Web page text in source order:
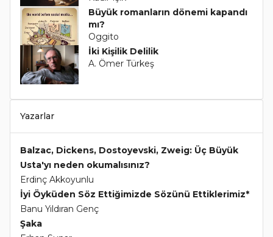
Büyük romanların dönemi kapandı
mı?
Oggito
İki Kişilik Delilik
A. Ömer Türkeş
Yazarlar
Balzac, Dickens, Dostoyevski, Zweig: Üç Büyük
Usta'yı neden okumalısınız?
Erdinç Akkoyunlu
İyi Öyküden Söz Ettiğimizde Sözünü Ettiklerimiz*
Banu Yıldıran Genç
Şaka